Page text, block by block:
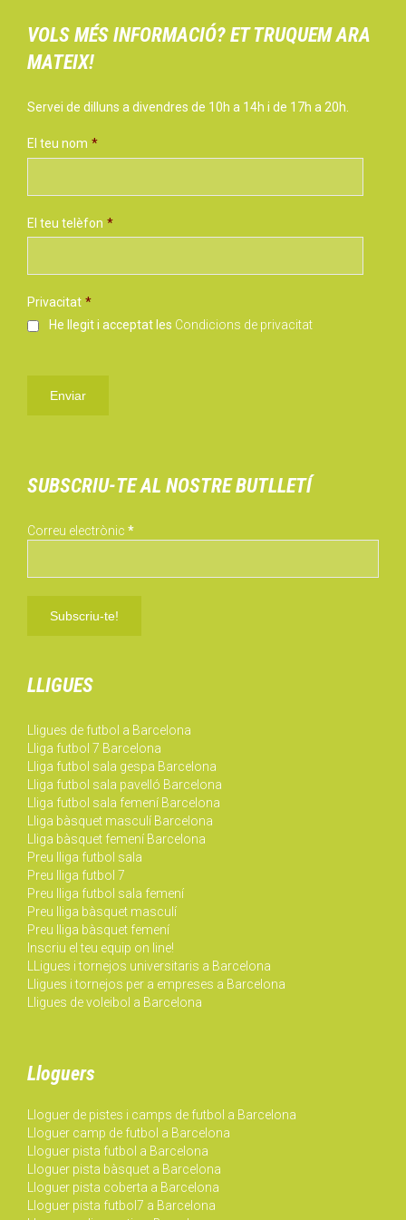
VOLS MÉS INFORMACIÓ? ET TRUQUEM ARA
MATEIX!
Servei de dilluns a divendres de 10h a 14h i de 17h a 20h.
El teu nom *
El teu telèfon *
Privacitat *
He llegit i acceptat les Condicions de privacitat
SUBSCRIU-TE AL NOSTRE BUTLLETÍ
Correu electrònic *
LLIGUES
Lligues de futbol a Barcelona
Lliga futbol 7 Barcelona
Lliga futbol sala gespa Barcelona
Lliga futbol sala pavelló Barcelona
Lliga futbol sala femení Barcelona
Lliga bàsquet masculí Barcelona
Lliga bàsquet femení Barcelona
Preu lliga futbol sala
Preu lliga futbol 7
Preu lliga futbol sala femení
Preu lliga bàsquet masculí
Preu lliga bàsquet femení
Inscriu el teu equip on line!
LLigues i tornejos universitaris a Barcelona
Lligues i tornejos per a empreses a Barcelona
Lligues de voleibol a Barcelona
Lloguers
Lloguer de pistes i camps de futbol a Barcelona
Lloguer camp de futbol a Barcelona
Lloguer pista futbol a Barcelona
Lloguer pista bàsquet a Barcelona
Lloguer pista coberta a Barcelona
Lloguer pista futbol7 a Barcelona